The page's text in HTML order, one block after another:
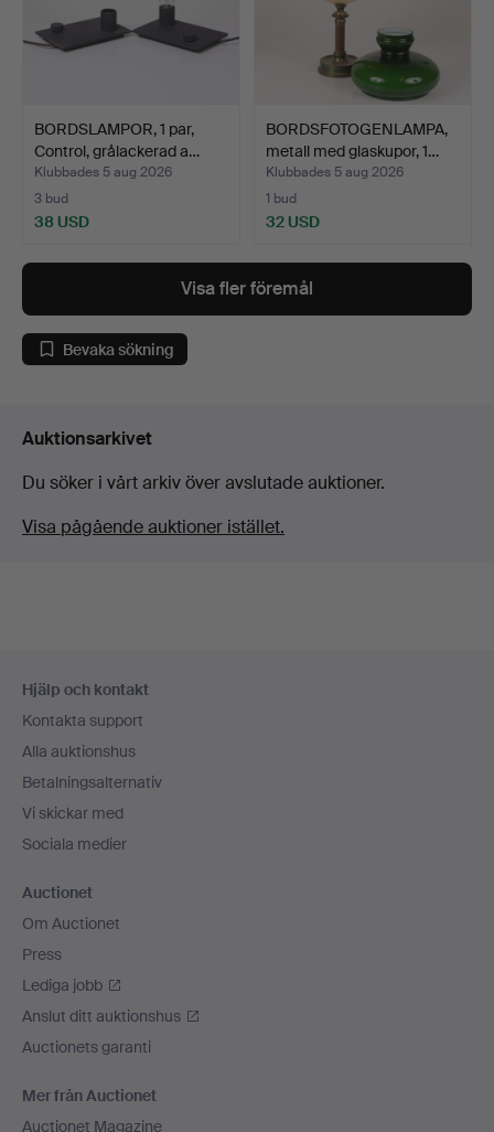
BORDSLAMPOR, 1 par,
Control, grålackerad a…
Klubbades 5 aug 2026
3 bud
38 USD
BORDSFOTOGENLAMPA,
metall med glaskupor, 1…
Klubbades 5 aug 2026
1 bud
32 USD
Visa fler föremål
Bevaka sökning
Auktionsarkivet
Du söker i vårt arkiv över avslutade auktioner.
Visa pågående auktioner istället.
Hjälp och kontakt
Kontakta support
Alla auktionshus
Betalningsalternativ
Vi skickar med
Sociala medier
Auctionet
Om Auctionet
Press
Lediga jobb
Anslut ditt auktionshus
Auctionets garanti
Mer från Auctionet
Auctionet Magazine